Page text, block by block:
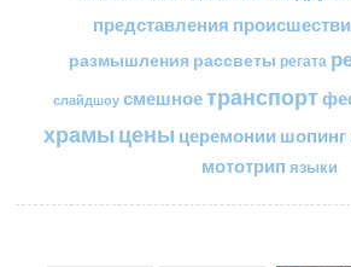
представления
размышления рассветы регата
слайдшоу смешноетранспорт
храмы цены церемонии шопинг
мототрип языки